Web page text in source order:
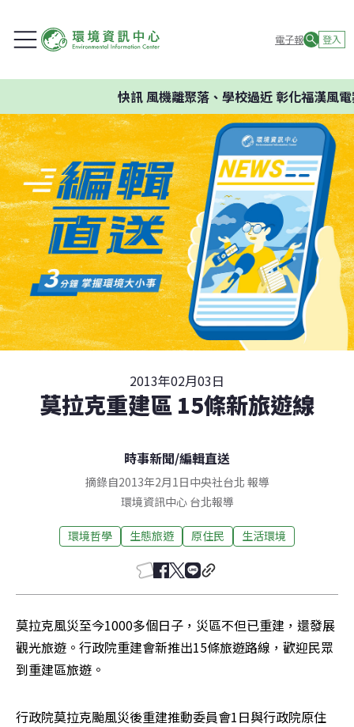
電子報 登入
快訊風機離聚落、學校過近 彰化福漢風電
2013年02月03日
莫拉克重建區 15條新旅遊線
時事新聞/編輯直送
摘錄自2013年2月1日中央社台北 報導
環境資訊中心 台北報導
環境哲學 生態旅遊 原住民 生活環境
莫拉克風災至今1000多個日子，災區不但已重建，還發展
觀光旅遊。行政院重建會新推出15條旅遊路線，歡迎民眾
到重建區旅遊。
行政院莫拉克颱風災後重建推動委員會1日與行政院原住